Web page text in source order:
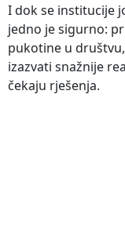
I dok se institucije
jedno je sigurno:
pukotine u
izazvati snažnije
čekaju rješenja.